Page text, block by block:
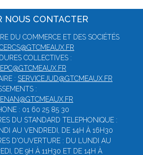
NOUS CONTACTER
DU COMMERCE ET DES SOCIÉTÉS
COLLECTIVES :
: SERVICEJUD@GTCMEAUX.FR
:
: 01 60 25 85 30
DU STANDARD TELEPHONIQUE :
AU VENDREDI, DE 14H À 16H30
D'OUVERTURE : DU LUNDI AU
DE 9H À 11H30 ET DE 14H À